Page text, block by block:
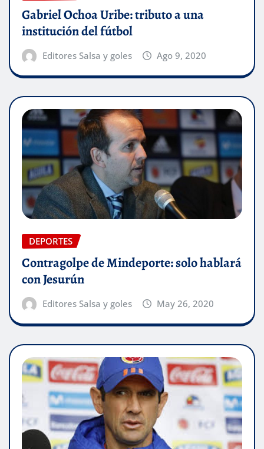
Gabriel Ochoa Uribe: tributo a una
institución del fútbol
Editores Salsa y goles Ago 9, 2020
DEPORTES
Contragolpe de Mindeporte: solo hablará
con Jesurún
Editores Salsa y goles May 26, 2020